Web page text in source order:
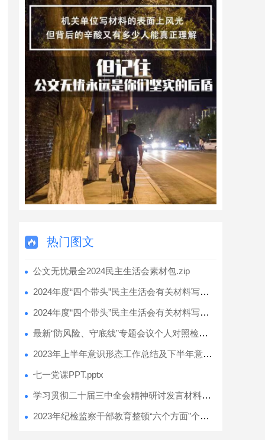
热门图文
公文无忧最全2024民主生活会素材包.zip
2024年度“四个带头”民主生活会有关材料写作素材合集之2（61篇26万字）.docx
2024年度“四个带头”民主生活会有关材料写作素材合集之1（11篇4万字）.docx
最新“防风险、守底线”专题会议个人对照检查材料.docx
2023年上半年意识形态工作总结及下半年意识形态工作安排.docx
七一党课PPT.pptx
学习贯彻二十届三中全会精神研讨发言材料汇编（7篇）.docx
2023年纪检监察干部教育整顿“六个方面”个人检视剖析报告.docx